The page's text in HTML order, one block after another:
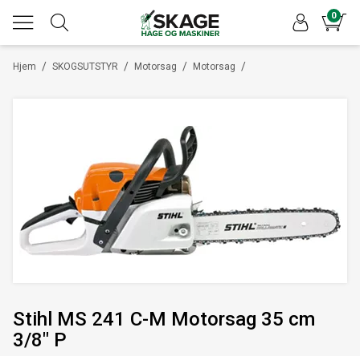
0
/
Hjem /
SKOGSUTSTYR /
Motorsag /
Motorsag
Stihl MS 241 C-M Motorsag 35 cm
3/8" P